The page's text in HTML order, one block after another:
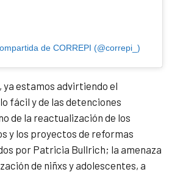
de CORREPI (@correpi_)
ya estamos advirtiendo el
fácil y de las detenciones
de la reactualización de los
y los proyectos de reformas
por Patricia Bullrich; la amenaza
de niñxs y adolescentes, a